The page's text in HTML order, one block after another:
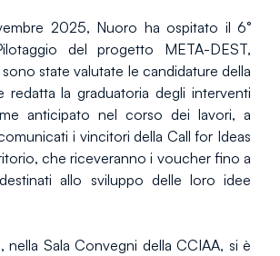
2025, Nuoro ha ospitato il 6°
del progetto META-DEST,
state valutate le candidature della
redatta la graduatoria degli interventi
anticipato nel corso dei lavori, a
i vincitori della Call for Ideas
che riceveranno i voucher fino a
allo sviluppo delle loro idee
nella Sala Convegni della CCIAA, si è